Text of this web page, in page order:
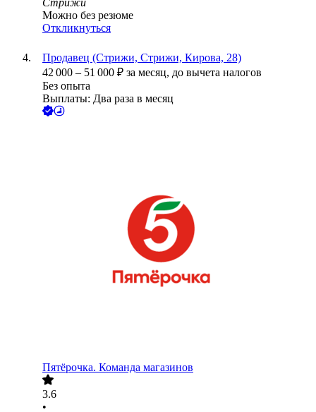
Стрижи
Можно без резюме
Откликнуться
Продавец (Стрижи, Стрижи, Кирова, 28)
42 000 – 51 000 ₽ за месяц, до вычета налогов
Без опыта
Выплаты: Два раза в месяц
Пятёрочка. Команда магазинов
3.6
•